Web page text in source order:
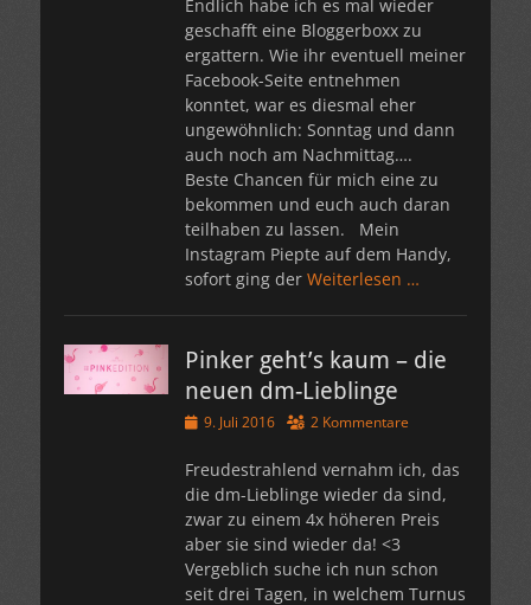
Endlich habe ich es mal wieder
geschafft eine Bloggerboxx zu
ergattern. Wie ihr eventuell meiner
Facebook-Seite entnehmen
konntet, war es diesmal eher
ungewöhnlich: Sonntag und dann
auch noch am Nachmittag….
Beste Chancen für mich eine zu
bekommen und euch auch daran
teilhaben zu lassen. Mein
Instagram Piepte auf dem Handy,
sofort ging der Weiterlesen …
Pinker geht’s kaum – die
neuen dm-Lieblinge
Veröffentlicht
9. Juli 2016 2 Kommentare
Freudestrahlend vernahm ich, das
die dm-Lieblinge wieder da sind,
zwar zu einem 4x höheren Preis
aber sie sind wieder da! <3
Vergeblich suche ich nun schon
seit drei Tagen, in welchem Turnus